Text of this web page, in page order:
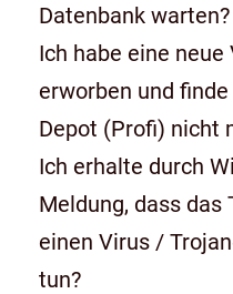
Datenbank warten?
Ich habe eine neue
erworben und
Depot (Profi) nicht
Ich erhalte durch
Meldung, dass das
einen Virus /
tun?